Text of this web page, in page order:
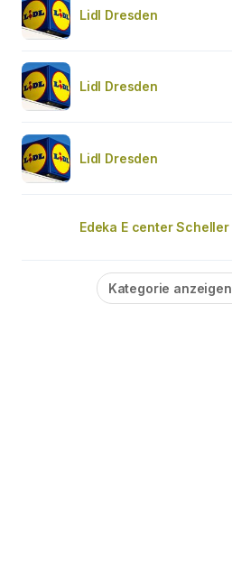
Lidl Dresden
Lidl Dresden
Lidl Dresden
Edeka E center Scheller
Kategorie anzeigen